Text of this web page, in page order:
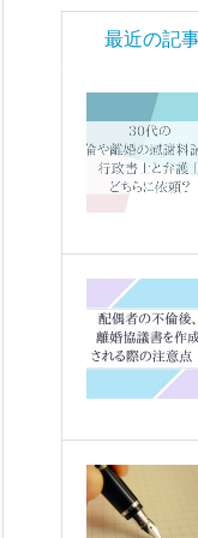
最近の記